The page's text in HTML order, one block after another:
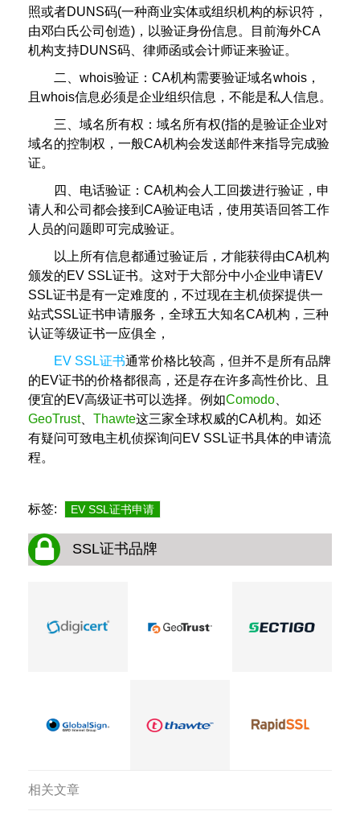
照或者DUNS码(一种商业实体或组织机构的标识符，
由邓白氏公司创造)，以验证身份信息。目前海外CA
机构支持DUNS码、律师函或会计师证来验证。
二、whois验证：CA机构需要验证域名whois，
且whois信息必须是企业组织信息，不能是私人信息。
三、域名所有权：域名所有权(指的是验证企业对
域名的控制权，一般CA机构会发送邮件来指导完成验
证。
四、电话验证：CA机构会人工回拨进行验证，申
请人和公司都会接到CA验证电话，使用英语回答工作
人员的问题即可完成验证。
以上所有信息都通过验证后，才能获得由CA机构
颁发的EV SSL证书。这对于大部分中小企业申请EV
SSL证书是有一定难度的，不过现在主机侦探提供一
站式SSL证书申请服务，全球五大知名CA机构，三种
认证等级证书一应俱全，
EV SSL证书通常价格比较高，但并不是所有品牌
的EV证书的价格都很高，还是存在许多高性价比、且
便宜的EV高级证书可以选择。例如Comodo
GeoTrust、 Thawte这三家全球权威的CA机构。如还
有疑问可致电主机侦探询问EV SSL证书具体的申请流
程。
标签: EV SSL证书申请
SSL证书品牌
相关文章